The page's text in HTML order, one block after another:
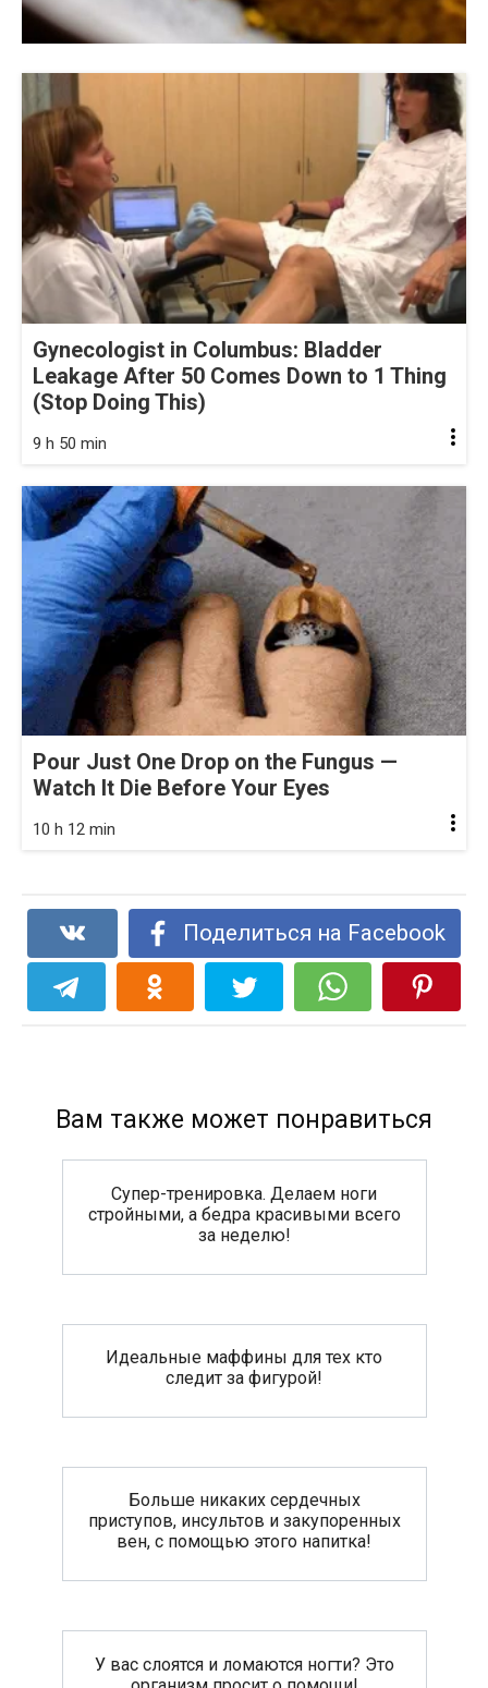
Gynecologist in Columbus: Bladder
Leakage After 50 Comes Down to 1 Thing
(Stop Doing This)
9 h 50 min
Pour Just One Drop on the Fungus —
Watch It Die Before Your Eyes
10 h 12 min
Поделиться на Facebook
Вам также может понравиться
Супер-тренировка. Делаем ноги
стройными, а бедра красивыми всего
за неделю!
Идеальные маффины для тех кто
следит за фигурой!
Больше никаких сердечных
приступов, инсультов и закупоренных
вен, с помощью этого напитка!
У вас слоятся и ломаются ногти? Это